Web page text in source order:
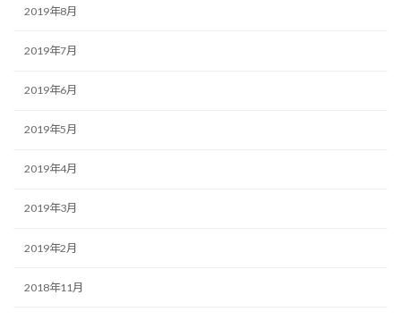
2019年8月
2019年7月
2019年6月
2019年5月
2019年4月
2019年3月
2019年2月
2018年11月